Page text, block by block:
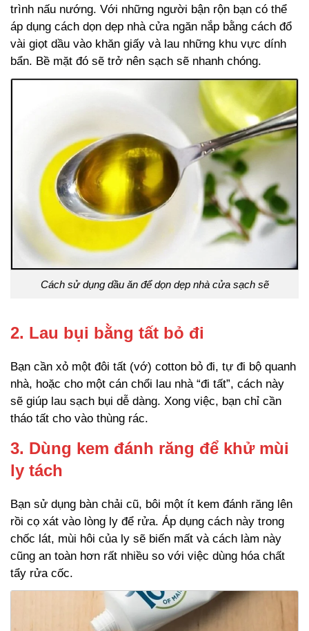
trình nấu nướng. Với những người bận rộn bạn có thể
áp dụng cách dọn dẹp nhà cửa ngăn nắp bằng cách đổ
vài giọt dầu vào khăn giấy và lau những khu vực dính
bẩn. Bề mặt đó sẽ trở nên sạch sẽ nhanh chóng.
Cách sử dụng dầu ăn để dọn dẹp nhà cửa sạch sẽ
2. Lau bụi bằng tất bỏ đi
Bạn cần xỏ một đôi tất (vớ) cotton bỏ đi, tự đi bộ quanh
nhà, hoặc cho một cán chổi lau nhà “đi tất”, cách này
sẽ giúp lau sạch bụi dễ dàng. Xong việc, bạn chỉ cần
tháo tất cho vào thùng rác.
3. Dùng kem đánh răng để khử mùi
ly tách
Bạn sử dụng bàn chải cũ, bôi một ít kem đánh răng lên
rồi cọ xát vào lòng ly để rửa. Áp dụng cách này trong
chốc lát, mùi hôi của ly sẽ biến mất và cách làm này
cũng an toàn hơn rất nhiều so với việc dùng hóa chất
tẩy rửa cốc.